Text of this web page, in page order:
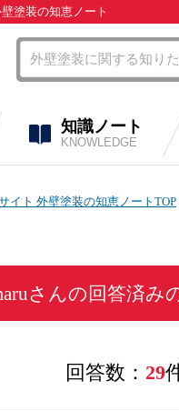
塗装の知恵ノート
知識ノート
KNOWLEDGE
イト 外壁塗装の知恵ノートTOP
さんの回答済み
回答数： 29